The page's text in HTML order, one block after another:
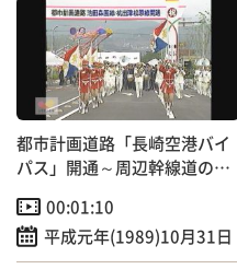
都市計画道路「長崎空港バイ
パス」開通～周辺幹線道の交
00:01:10
平成元年(1989)10月31日